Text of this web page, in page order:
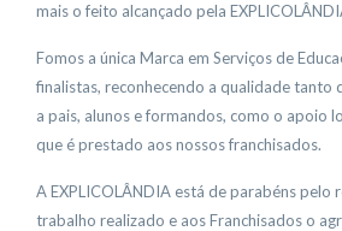
mais o feito alcançado pela
Fomos a única Marca em Serviços de
finalistas, reconhecendo a qualidade tanto
a pais, alunos e formandos, como o apoio
que é prestado aos nossos franchisados.
A EXPLICOLÂNDIA está de parabéns pelo
trabalho realizado e aos Franchisados o